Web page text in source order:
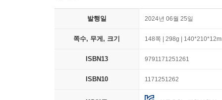
발행일 2024년 06월 25일
쪽수, 무게, 크기 148쪽 | 298g |
ISBN13 9791171251261
ISBN10 1171251262